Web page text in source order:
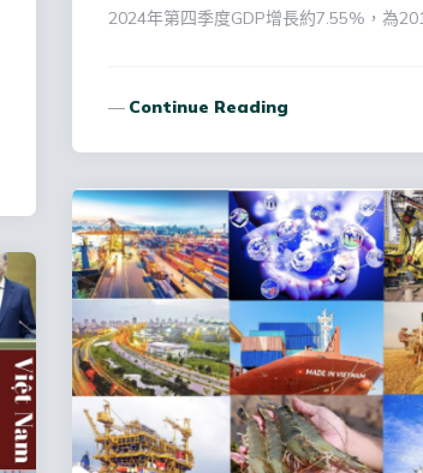
2024年第四季度GDP增長約7.55%，為
Continue Reading